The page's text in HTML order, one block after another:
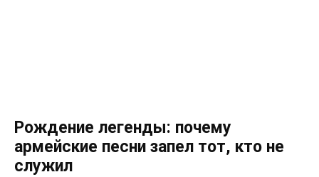
Рождение легенды: почему
армейские песни запел тот, кто не
служил